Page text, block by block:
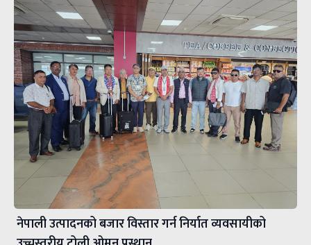
नेपाली उत्पादनको बजार विस्तार गर्न निर्यात व्यवसायीको